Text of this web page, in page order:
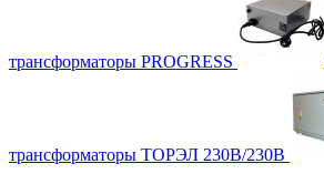
трансформаторы PROGRESS
трансформаторы ТОРЭЛ 230В/230В